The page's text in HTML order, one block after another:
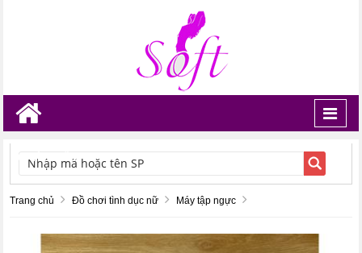
TÌM KIẾM
Trang chủ Đồ chơi tình dục nữ Máy tập ngực